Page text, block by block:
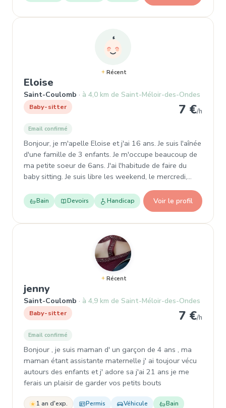
Récent
Eloise
Saint-Coulomb à 4,0 km de Saint-Méloir-des-Ondes
Baby-sitter 7 €/h
Email confirmé
Bonjour, je m'apelle Eloise et j'ai 16 ans. Je suis l'aînée
d'une famille de 3 enfants. Je m'occupe beaucoup de
ma petite soeur de 6ans. J'ai l'habitude de faire du
baby sitting. Je suis libre les weekend, le mercredi,…
Bain Devoirs Handicap Voir le profil
Récent
jenny, Baby-sitter à Saint-Coulomb
Saint-Coulomb à 4,9 km de Saint-Méloir-des-Ondes
Baby-sitter 7 €/h
Email confirmé
Bonjour , je suis maman d' un garçon de 4 ans , ma
maman étant assistante maternelle j' ai toujour vécu
autours des enfants et j' adore sa j'ai 21 ans je me
ferais un plaisir de garder vos petits bouts
1 an d'exp. Permis Véhicule
Bain